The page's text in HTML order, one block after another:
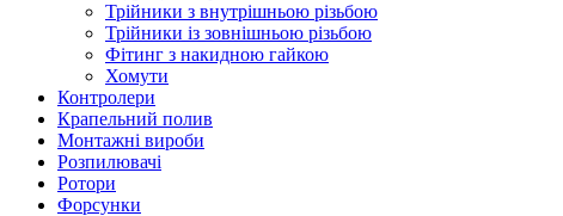
Трійники з внутрішньою різьбою
Трійники із зовнішньою різьбою
Фітинг з накидною гайкою
Хомути
Контролери
Крапельний полив
Монтажні вироби
Розпилювачі
Ротори
Форсунки